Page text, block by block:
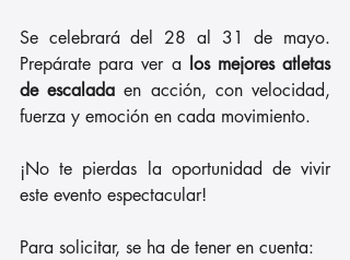
Se celebrará del 28 al 31 de mayo.
Prepárate para ver a los mejores atletas
de escalada en acción, con velocidad,
fuerza y emoción en cada movimiento.
¡No te pierdas la oportunidad de vivir
este evento espectacular!
Para solicitar, se ha de tener en cuenta: